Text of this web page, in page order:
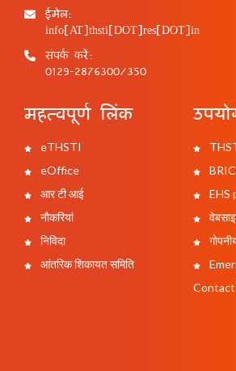
ईमेल:
info[AT]thsti[DOT]res[DOT]in
संपर्क करें:
0129-2876300/350
महत्वपूर्ण लिंक
eTHSTI
eOffice
आर टी आई
नौकरियां
निविदा
आंतरिक शिकायत समिति
EHS